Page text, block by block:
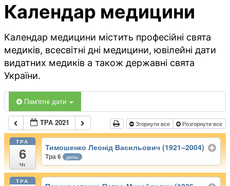
Календар медицини
Календар медицини містить професійні свята
медиків, всесвітні дні медицини, ювілейні дати
видатних медиків а також державні свята
України.
Пам'ятні дати
ТРА 2021 Згорнути все Розгорнути все
ТРА
6
Чт
Тимошенко Леонід Васильович (1921–2004)
Тра 6 день
ТРА